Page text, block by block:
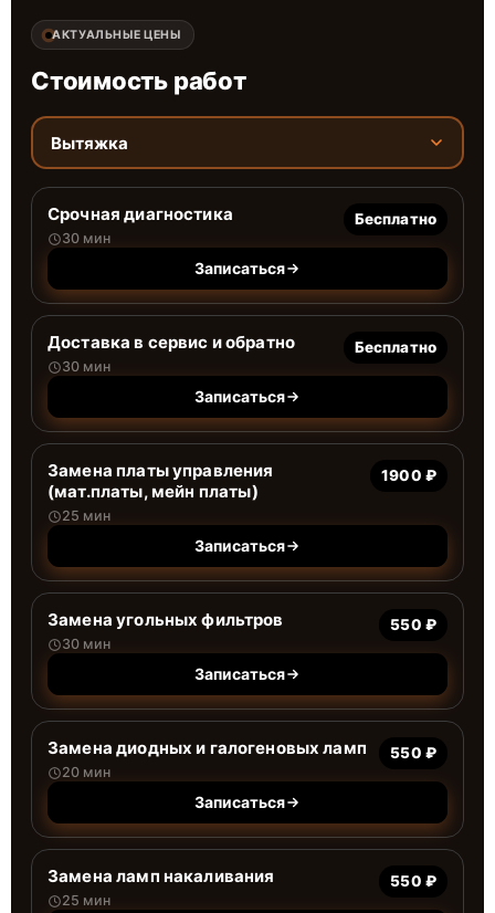
АКТУАЛЬНЫЕ ЦЕНЫ
Стоимость работ
Вытяжка
Срочная диагностика
30 мин
Бесплатно
Записаться
Доставка в сервис и обратно
30 мин
Бесплатно
Записаться
Замена платы управления
(мат.платы, мейн платы)
25 мин
1900 ₽
Записаться
Замена угольных фильтров
30 мин
550 ₽
Записаться
Замена диодных и галогеновых ламп
20 мин
550 ₽
Записаться
Замена ламп накаливания
25 мин
550 ₽